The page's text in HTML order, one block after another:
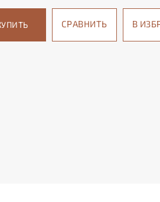
СРАВНИТЬ В